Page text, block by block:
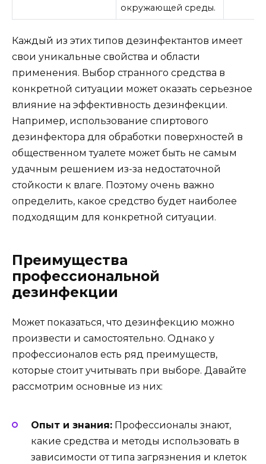
окружающей среды.
Каждый из этих типов дезинфектантов имеет
свои уникальные свойства и области
применения. Выбор странного средства в
конкретной ситуации может оказать серьезное
влияние на эффективность дезинфекции.
Например, использование спиртового
дезинфектора для обработки поверхностей в
общественном туалете может быть не самым
удачным решением из-за недостаточной
стойкости к влаге. Поэтому очень важно
определить, какое средство будет наиболее
подходящим для конкретной ситуации.
Преимущества
профессиональной
дезинфекции
Может показаться, что дезинфекцию можно
произвести и самостоятельно. Однако у
профессионалов есть ряд преимуществ,
которые стоит учитывать при выборе. Давайте
рассмотрим основные из них:
Опыт и знания: Профессионалы знают,
какие средства и методы использовать в
зависимости от типа загрязнения и клеток